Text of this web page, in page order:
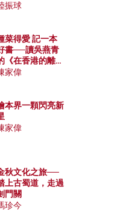
振球
菜得愛 記一本
書──讀吳燕青
《在香港的離島
菜》
家偉
本界一顆閃亮新
家偉
秋文化之旅──
上古蜀道，走過
門關
珍今